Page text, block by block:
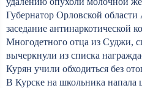
Губернатор Орловской
заседание антинаркотической
Многодетного отца из Суджи,
вычеркнули из списка
Курян учили обходиться без
В Курске на школьника напала